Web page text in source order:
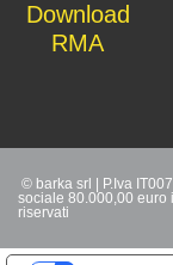
Download
RMA
© barka srl | P.Iva
sociale 80.000,00 euro
riservati